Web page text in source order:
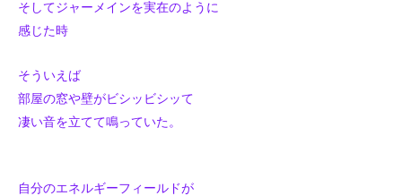
そしてジャーメインを実在のように
感じた時
そういえば
部屋の窓や壁がビシッビシッて
凄い音を立てて鳴っていた。
自分のエネルギーフィールドが